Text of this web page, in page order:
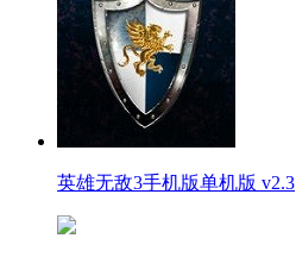
英雄无敌3手机版单机版 v2.3